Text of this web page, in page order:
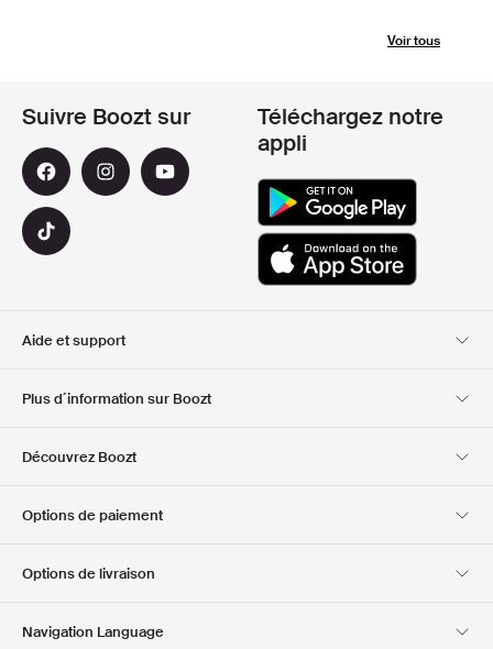
Voir tous
Aide et support
Plus d´information sur Boozt
Club Boozt
Découvrez Boozt
Suivre Boozt sur
Téléchargez notre
appli
Options de paiement
Options de livraison
Navigation Language